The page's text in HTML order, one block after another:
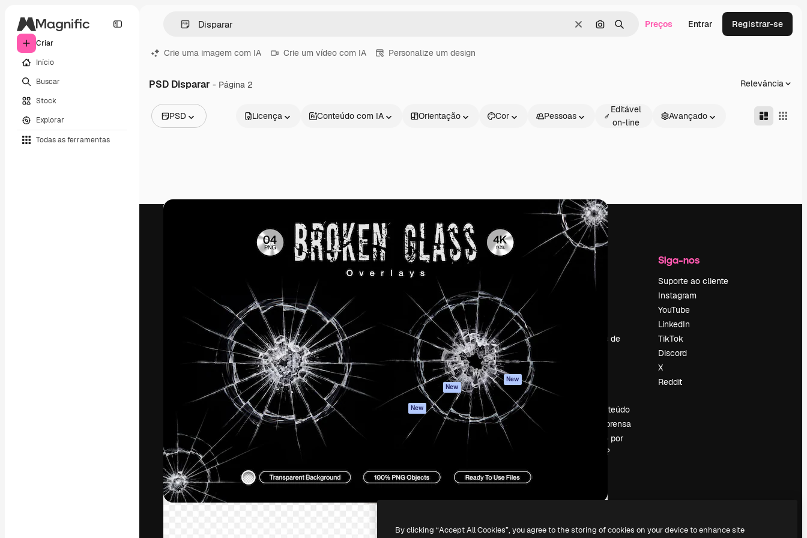
Criar
Início
Buscar
Stock
Explorar
Todas as ferramentas
LimparPesquisar por imagem
BuscarPreços Entrar Registrar-se
Crie uma imagem com IA Crie um vídeo com IA Personalize um design
PSD Disparar - Página 2 Relevância
PSD
Vídeos
Licença Conteúdo com IA Orientação Cor Pessoas
Editável
on-line
Avançado
A plataforma criativa para você direcionar
seu melhor trabalho. Mais de 1 milhão de
assinantes entre criativos, empresas,
agências e estúdios.
Português
Produtos
Spaces
Assistente de IA
Gerador de
Gerador de vídeos
Texto para voz
Conteúdo de stock
Claude/ChatGPT
New
New
App móvel
Começar
Academy
Documentação
Atendimento
Termos e
condições
Política de
privacidade
Originais New
Política de cookies
Central de
confiabilidade
Afiliados
Empresa
Tendências de
Vender conteúdo
Sala de imprensa
Procurando por
magnific.ai?
Siga-nos
Suporte ao cliente
Instagram
YouTube
LinkedIn
TikTok
Discord
X
Reddit
Copyright © 2010-2026Freepik Company S.L.U.Todos os direitos reservados.
By clicking “Accept All Cookies”, you agree to the storing of cookies on your device to enhance site